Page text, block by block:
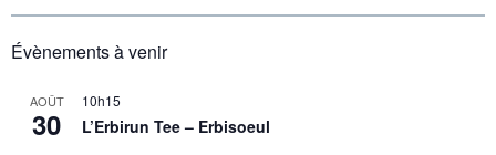
Évènements à venir
AOÛT
30
10h15
L’Erbirun Tee – Erbisoeul